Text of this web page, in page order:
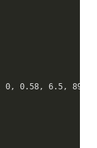
0.58, 6.5,